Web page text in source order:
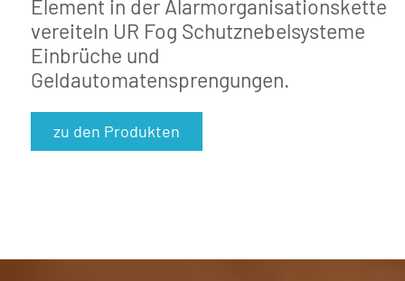
Element in der Alarmorganisationskette
vereiteln UR Fog Schutznebelsysteme
Einbrüche und
Geldautomatensprengungen.
zu den Produkten